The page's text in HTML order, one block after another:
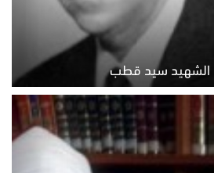
الشهيد سيد قطب